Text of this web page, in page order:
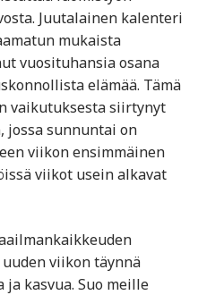
Juutalainen kalenteri
mukaista
vuosituhansia osana
elämää. Tämä
vaikutuksesta siirtynyt
sunnuntai on
viikon ensimmäinen
viikot usein alkavat
viikon täynnä
kasvua. Suo meille